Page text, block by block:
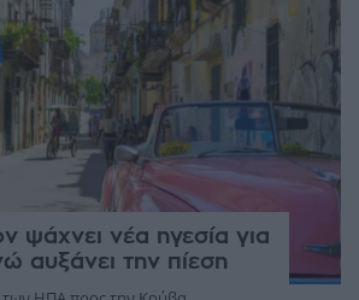
ψάχνει νέα ηγεσία για
αυξάνει την πίεση